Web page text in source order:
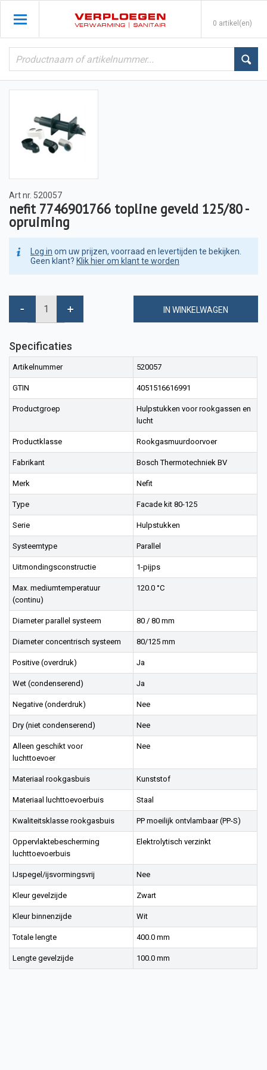
0 artikel(en)
Art nr. 520057
nefit 7746901766 topline geveld 125/80 -
opruiming
Log in om uw prijzen, voorraad en levertijden te bekijken.
Geen klant? Klik hier om klant te worden
IN WINKELWAGEN
Specificaties
Artikelnummer 520057
GTIN 4051516616991
Productgroep
Hulpstukken voor rookgassen en
lucht
Productklasse Rookgasmuurdoorvoer
Fabrikant Bosch Thermotechniek BV
Merk Nefit
Type Facade kit 80-125
Serie Hulpstukken
Systeemtype Parallel
Uitmondingsconstructie 1-pijps
Max. mediumtemperatuur
(continu)
120.0 °C
Diameter parallel systeem 80 / 80 mm
Diameter concentrisch systeem 80/125 mm
Positive (overdruk) Ja
Wet (condenserend) Ja
Negative (onderdruk) Nee
Dry (niet condenserend) Nee
Alleen geschikt voor
luchttoevoer
Nee
Materiaal rookgasbuis Kunststof
Materiaal luchttoevoerbuis Staal
Kwaliteitsklasse rookgasbuis PP moeilijk ontvlambaar (PP-S)
Oppervlaktebescherming
luchttoevoerbuis
Elektrolytisch verzinkt
IJspegel/ijsvormingsvrij Nee
Kleur gevelzijde Zwart
Kleur binnenzijde Wit
Totale lengte 400.0 mm
Lengte gevelzijde 100.0 mm